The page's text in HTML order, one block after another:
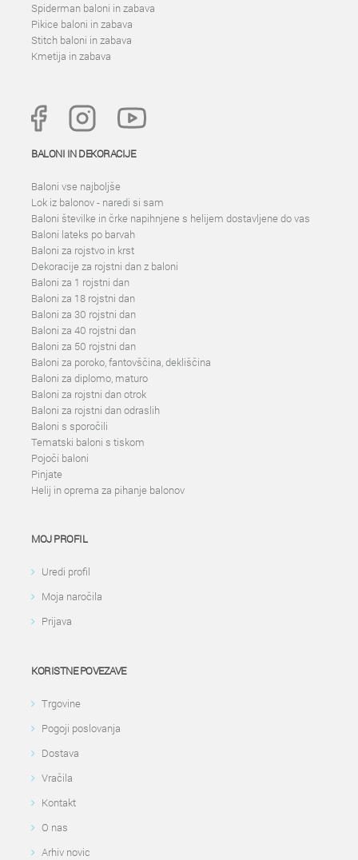
Spiderman baloni in zabava
Pikice baloni in zabava
Stitch baloni in zabava
Kmetija in zabava
BALONI IN DEKORACIJE
Baloni vse najboljše
Lok iz balonov - naredi si sam
Baloni številke in črke napihnjene s helijem dostavljene do vas
Baloni lateks po barvah
Baloni za rojstvo in krst
Dekoracije za rojstni dan z baloni
Baloni za 1 rojstni dan
Baloni za 18 rojstni dan
Baloni za 30 rojstni dan
Baloni za 40 rojstni dan
Baloni za 50 rojstni dan
Baloni za poroko, fantovščina, dekliščina
Baloni za diplomo, maturo
Baloni za rojstni dan otrok
Baloni za rojstni dan odraslih
Baloni s sporočili
Tematski baloni s tiskom
Pojoči baloni
Pinjate
Helij in oprema za pihanje balonov
MOJ PROFIL
Uredi profil
Moja naročila
Prijava
KORISTNE POVEZAVE
Trgovine
Pogoji poslovanja
Dostava
Vračila
Kontakt
O nas
Arhiv novic